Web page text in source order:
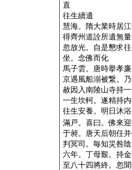
直
往生續遺
慧海。隋大業時居
得齊州道詮所遺無
忽放光。自是懇求
坐。念佛而化
馬子雲。唐時擧孝
京遇風船溺被繋。
赦因入南陵山寺持
一生坎軻。遂精持
往生安養。明日沐
滿戸。喜曰。佛來
于昶。唐天后朝任
判冥司。毎知災咎
六年。丁母艱。持
至八十四將終。忽